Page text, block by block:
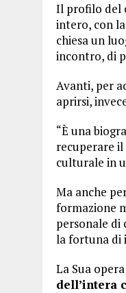
Il profilo del
intero, con
chiesa un
incontro, di
Avanti, per
aprirsi,
“È una
recuperare
culturale in
Ma anche
formazione
personale di
la fortuna di
La Sua
dell’intera